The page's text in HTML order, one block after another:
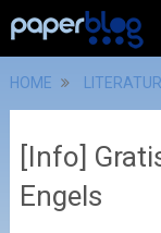
HOME LITERATUR
[Info]
Engels